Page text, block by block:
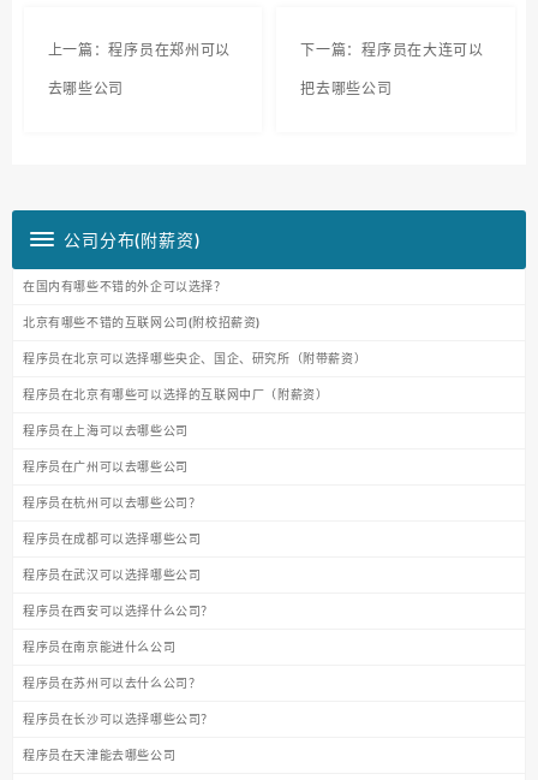
上一篇：程序员在郑州可以
去哪些公司
下一篇：程序员在大连可以
把去哪些公司
公司分布(附薪资)
在国内有哪些不错的外企可以选择？
北京有哪些不错的互联网公司(附校招薪资)
程序员在北京可以选择哪些央企、国企、研究所（附带薪资）
程序员在北京有哪些可以选择的互联网中厂（附薪资）
程序员在上海可以去哪些公司
程序员在广州可以去哪些公司
程序员在杭州可以去哪些公司？
程序员在成都可以选择哪些公司
程序员在武汉可以选择哪些公司
程序员在西安可以选择什么公司？
程序员在南京能进什么公司
程序员在苏州可以去什么公司？
程序员在长沙可以选择哪些公司？
程序员在天津能去哪些公司